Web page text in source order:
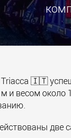
🇮🇹
и весом около
две